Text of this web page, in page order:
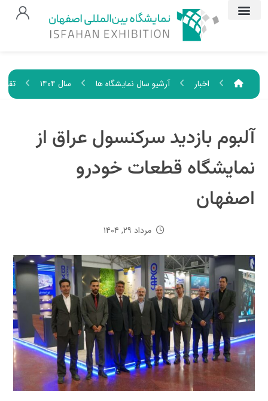
اخبار آرشیو سال نمایشگاه ها سال ۱۴۰۴
آلبوم بازدید سرکنسول عراق از
نمایشگاه قطعات خودرو
اصفهان
مرداد ۲۹, ۱۴۰۴